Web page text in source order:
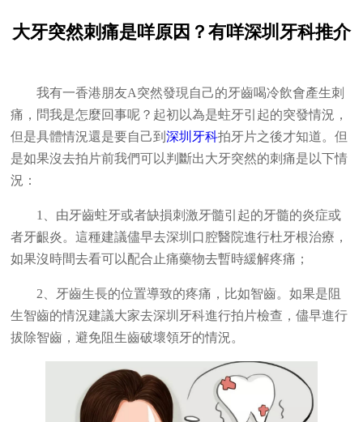
大牙突然刺痛是咩原因？有咩深圳牙科推介
我有一香港朋友A突然發現自己的牙齒喝冷飲會產生刺
痛，問我是怎麼回事呢？起初以為是蛀牙引起的突發情況，
但是具體情況還是要自己到深圳牙科拍牙片之後才知道。但
是如果沒去拍片前我們可以判斷出大牙突然的刺痛是以下情
況：
1、由牙齒蛀牙或者缺損刺激牙髓引起的牙髓的炎症或
者牙齦炎。這種建議儘早去深圳口腔醫院進行杜牙根治療，
如果沒時間去看可以配合止痛藥物去暫時緩解疼痛；
2、牙齒生長的位置導致的疼痛，比如智齒。如果是阻
生智齒的情況建議大家去深圳牙科進行拍片檢查，儘早進行
拔除智齒，避免阻生齒破壞領牙的情況。